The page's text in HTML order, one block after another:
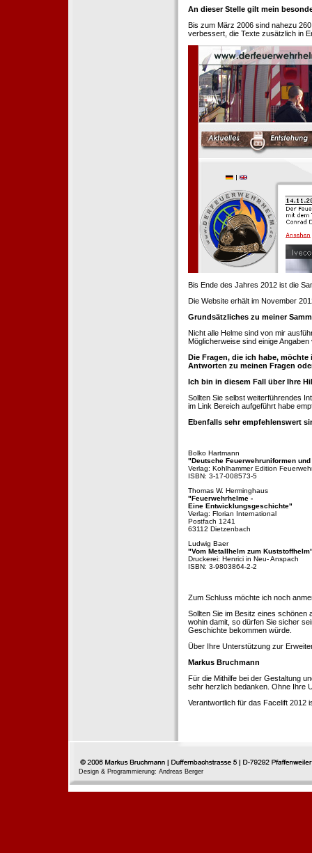
An dieser Stelle gilt mein
Bis zum März 2006 sind nahezu
verbessert, die Texte zusätzlich in
Bis Ende des Jahres 2012 ist die
Die Website erhält im November
Grundsätzliches zu meiner
Nicht alle Helme sind von mir
Möglicherweise sind einige
Die Fragen, die ich habe,
Antworten zu meinen Fragen
Ich bin in diesem Fall über Ihre
Sollten Sie selbst weiterführendes
im Link Bereich aufgeführt habe
Ebenfalls sehr empfehlenswert
Bolko Hartmann
"Deutsche Feuerwehruniformen
Verlag: Kohlhammer Edition
ISBN: 3-17-008573-5
Thomas W. Herminghaus
"Feuerwehrhelme -
Eine Entwicklungsgeschichte"
Verlag: Florian International
Postfach 1241
63112 Dietzenbach
Ludwig Baer
"Vom Metallhelm zum
Druckerei: Henrici in Neu- Anspach
ISBN: 3-9803864-2-2
Zum Schluss möchte ich noch
Sollten Sie im Besitz eines schönen
wohin damit, so dürfen Sie sicher
Geschichte bekommen würde.
Über Ihre Unterstützung zur
Markus Bruchmann
Für die Mithilfe bei der Gestaltung
sehr herzlich bedanken. Ohne Ihre
Verantwortlich für das Facelift 2012
Design & Programmierung: Andreas Berger